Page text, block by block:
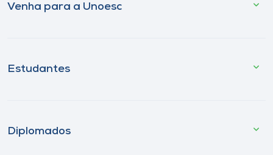
Venha para a Unoesc
Estudantes
Diplomados